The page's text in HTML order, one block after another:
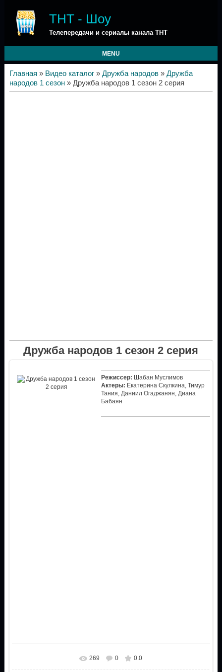
ТНТ - Шоу
Телепередачи и сериалы канала ТНТ
MENU
Главная » Видео каталог» Дружба народов» Дружба
народов 1 сезон» Дружба народов 1 сезон 2 серия
Дружба народов 1 сезон 2 серия
Режиссер: Шабан Муслимов
Актеры: Екатерина Скулкина, Тимур
Тания, Даниил Огаджанян, Диана
Бабаян
269 0 0.0